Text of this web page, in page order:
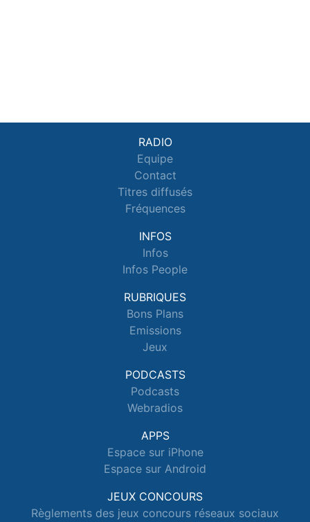
RADIO
Equipe
Contact
Titres diffusés
Fréquences
INFOS
Infos
Infos People
RUBRIQUES
Bons Plans
Emissions
Jeux
PODCASTS
Podcasts
Webradios
APPS
Espace sur iPhone
Espace sur Android
JEUX CONCOURS
Règlements des jeux concours réseaux sociaux